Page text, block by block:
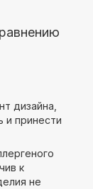
дизайна,
и принести
к
не